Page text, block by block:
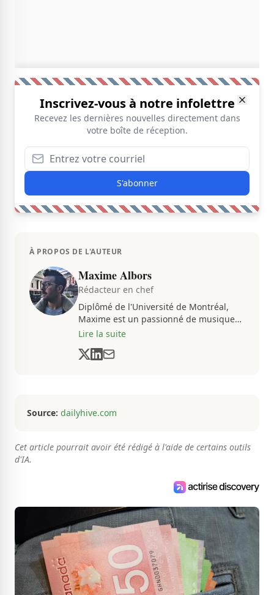
Inscrivez-vous à notre infolettre
Recevez les dernières nouvelles directement dans
votre boîte de réception.
S'abonner
À PROPOS DE L'AUTEUR
Maxime Albors
Rédacteur en chef
Diplômé de l'Université de Montréal,
Maxime est un passionné de musique
et de basketball. Il suit de très près
du contenu informatif et divertissant.
Lire la suite
Source: dailyhive.com
Cet article pourrait avoir été rédigé à l'aide de certains outils
d'IA.